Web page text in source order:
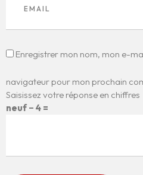
Enregistrer mon nom, mon e-
navigateur pour mon prochain
Saisissez votre réponse en chiffres
neuf − 4 =